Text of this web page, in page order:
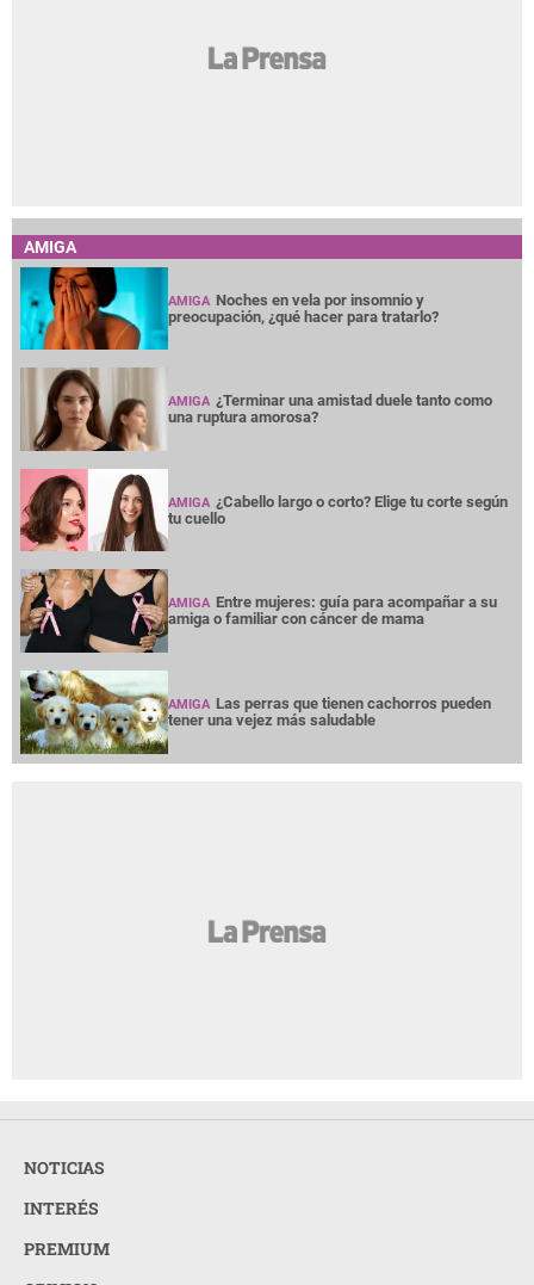
AMIGA
AMIGA Noches en vela por insomnio y
preocupación, ¿qué hacer para tratarlo?
AMIGA ¿Terminar una amistad duele tanto como
una ruptura amorosa?
AMIGA ¿Cabello largo o corto? Elige tu corte según
tu cuello
AMIGA Entre mujeres: guía para acompañar a su
amiga o familiar con cáncer de mama
AMIGA Las perras que tienen cachorros pueden
tener una vejez más saludable
NOTICIAS
INTERÉS
PREMIUM